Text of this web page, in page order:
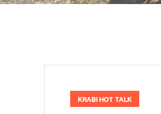
KRABI HOT TALK